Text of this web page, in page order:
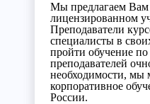
Мы предлагаем Вам
лицензированном
Преподаватели
специалисты в
пройти обучение по
преподавателей
необходимости, мы
корпоративное
России.